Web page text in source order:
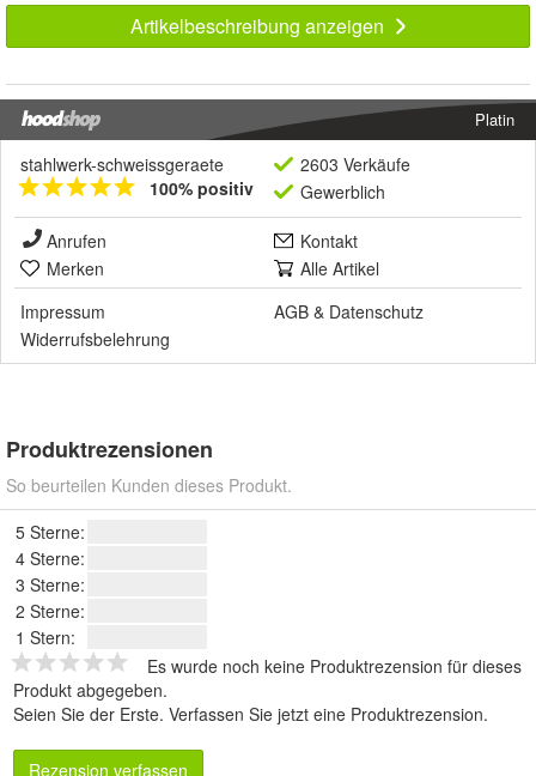
Artikelbeschreibung anzeigen
Platin
stahlwerk-schweissgeraete
100% positiv
2603 Verkäufe
Gewerblich
Anrufen
Kontakt
Merken
Alle Artikel
Impressum
AGB & Datenschutz
Widerrufsbelehrung
Produktrezensionen
So beurteilen Kunden dieses Produkt.
5 Sterne:
4 Sterne:
3 Sterne:
2 Sterne:
1 Stern:
Es wurde noch keine Produktrezension für dieses
Produkt abgegeben.
Seien Sie der Erste. Verfassen Sie jetzt eine Produktrezension.
Rezension verfassen